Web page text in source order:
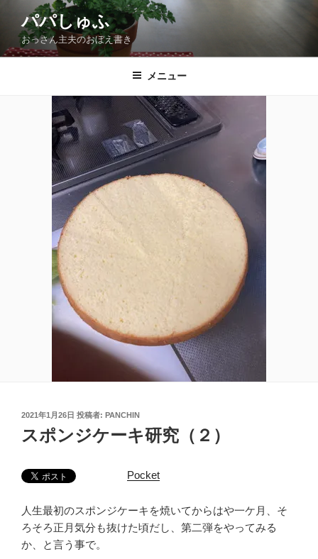
ン
パパしゅふ
おっさん主夫のおぼえ書き
メニュー
投
稿
日:
2021年1月26日 投稿者: PANCHIN
スポンジケーキ研究（２）
Pocket
人生最初のスポンジケーキを焼いてからはや一ケ月、そ
ろそろ正月気分も抜けた頃だし、第二弾をやってみる
か、と言う事で。